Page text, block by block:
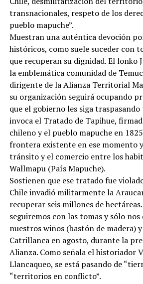
transnacionales, respeto de los
pueblo mapuche”.
Muestran una auténtica devoción
históricos, como suele suceder con
que recuperan su dignidad. El lonko
la emblemática comunidad de
dirigente de la Alianza Territorial
su organización seguirá ocupando
que el gobierno les siga
invoca el Tratado de Tapihue,
chileno y el pueblo mapuche en
frontera existente en ese momento
tránsito y el comercio entre los
Wallmapu (País Mapuche).
Sostienen que ese tratado fue
Chile invadió militarmente la
recuperar seis millones de
seguiremos con las tomas y sólo
nuestros wiños (bastón de madera)
Catrillanca en agosto, durante la
Alianza. Como señala el historiador
Llancaqueo, se está pasando de
“territorios en conflicto”.